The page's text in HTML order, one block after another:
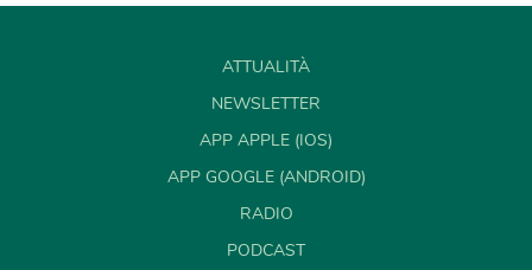
ATTUALITÀ
NEWSLETTER
APP APPLE (IOS)
APP GOOGLE (ANDROID)
RADIO
PODCAST